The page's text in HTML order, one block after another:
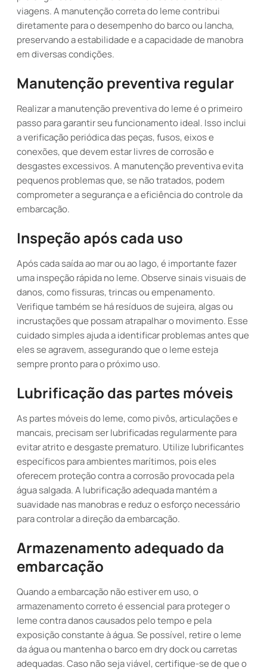
viagens. A manutenção correta do leme contribui
diretamente para o desempenho do barco ou lancha,
preservando a estabilidade e a capacidade de manobra
em diversas condições.
Manutenção preventiva regular
Realizar a manutenção preventiva do leme é o primeiro
passo para garantir seu funcionamento ideal. Isso inclui
a verificação periódica das peças, fusos, eixos e
conexões, que devem estar livres de corrosão e
desgastes excessivos. A manutenção preventiva evita
pequenos problemas que, se não tratados, podem
comprometer a segurança e a eficiência do controle da
embarcação.
Inspeção após cada uso
Após cada saída ao mar ou ao lago, é importante fazer
uma inspeção rápida no leme. Observe sinais visuais de
danos, como fissuras, trincas ou empenamento.
Verifique também se há resíduos de sujeira, algas ou
incrustações que possam atrapalhar o movimento. Esse
cuidado simples ajuda a identificar problemas antes que
eles se agravem, assegurando que o leme esteja
sempre pronto para o próximo uso.
Lubrificação das partes móveis
As partes móveis do leme, como pivôs, articulações e
mancais, precisam ser lubrificadas regularmente para
evitar atrito e desgaste prematuro. Utilize lubrificantes
específicos para ambientes marítimos, pois eles
oferecem proteção contra a corrosão provocada pela
água salgada. A lubrificação adequada mantém a
suavidade nas manobras e reduz o esforço necessário
para controlar a direção da embarcação.
Armazenamento adequado da
embarcação
Quando a embarcação não estiver em uso, o
armazenamento correto é essencial para proteger o
leme contra danos causados pelo tempo e pela
exposição constante à água. Se possível, retire o leme
da água ou mantenha o barco em dry dock ou carretas
adequadas. Caso não seja viável, certifique-se de que o